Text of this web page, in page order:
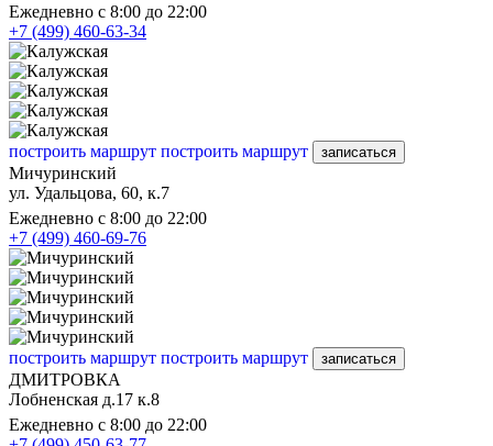
Ежедневно с 8:00 до 22:00
+7 (499) 460-63-34
построить маршрут построить маршрут записаться
Мичуринский
ул. Удальцова, 60, к.7
Ежедневно с 8:00 до 22:00
+7 (499) 460-69-76
построить маршрут построить маршрут записаться
ДМИТРОВКА
Лобненская д.17 к.8
Ежедневно с 8:00 до 22:00